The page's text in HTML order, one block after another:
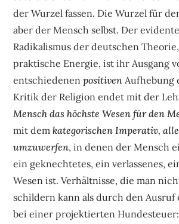
der Wurzel fassen. Die Wurzel für
aber der Mensch selbst. Der
Radikalismus der deutschen
praktische Energie, ist ihr Ausgang
entschiedenenpositiven Aufhebung
Kritik der Religion endet mit der
Mensch das höchste Wesen für den
mit demkategorischen Imperativ,
umzuwerfen, in denen der Mensch
ein geknechtetes, ein verlassenes,
Wesen ist. Verhältnisse, die man
schildern kann als durch den Ausruf
bei einer projektierten